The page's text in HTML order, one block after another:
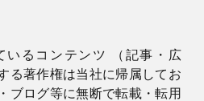
いるコンテンツ （記事・広
る著作権は当社に帰属してお
ブログ等に無断で転載・転用